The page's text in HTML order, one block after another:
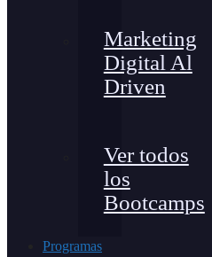
Marketing
Digital Al
Driven
Ver todos
los
Bootcamps
Programas